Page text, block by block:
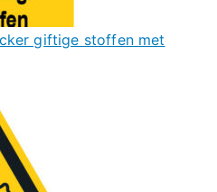
giftige stoffen met